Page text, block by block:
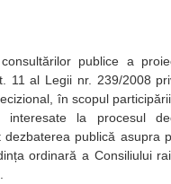
publice a
11 al Legii nr. 239/2008
în scopul
interesate la procesul
dezbaterea publică asupra
ordinară a Consiliului